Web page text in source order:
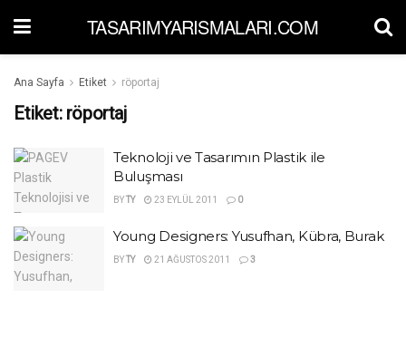
TASARIMYARISMALARI.COM
Ana Sayfa Etiket röportaj
Etiket: röportaj
Teknoloji ve Tasarımın Plastik ile
Buluşması
BYTY 23 EYLÜL 2011 0
Young Designers: Yusufhan, Kübra, Burak
BYTY 21 AĞUSTOS 2011 3